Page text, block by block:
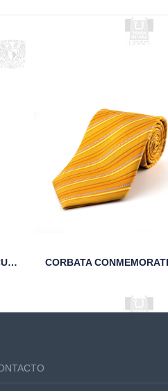
TAZA STICKER YACATECUHTLI 95 ANIVERSARIO FCA